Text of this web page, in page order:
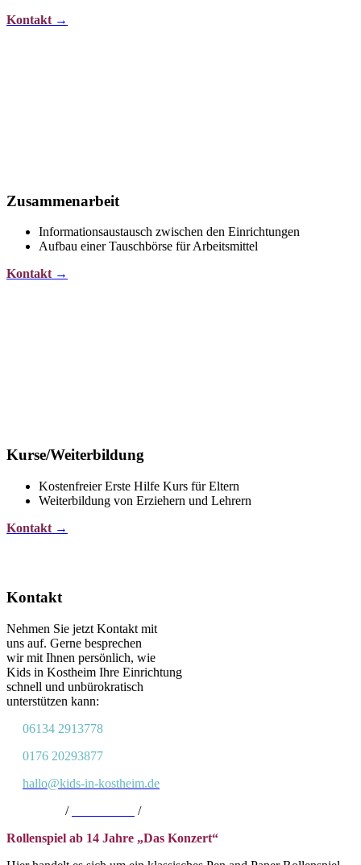
Kontakt →
Zusammenarbeit
Informationsaustausch zwischen den Einrichtungen
Aufbau einer Tauschbörse für Arbeitsmittel
Kontakt →
Kurse/Weiterbildung
Kostenfreier Erste Hilfe Kurs für Eltern
Weiterbildung von Erziehern und Lehrern
Kontakt →
Kontakt
Nehmen Sie jetzt Kontakt mit
uns auf. Gerne besprechen
wir mit Ihnen persönlich, wie
Kids in Kostheim Ihre Einrichtung
schnell und unbürokratisch
unterstützen kann:
06134 2913778
0176 20293877
hallo@kids-in-kostheim.de
/ /
Rollenspiel ab 14 Jahre „Das Konzert“